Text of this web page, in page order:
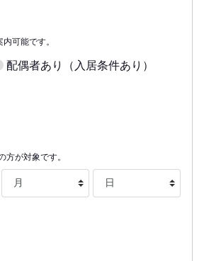
可能です。
配偶者あり（入居条件あり）
方が対象です。